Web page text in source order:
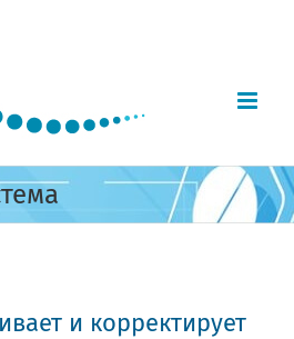
и корректирует